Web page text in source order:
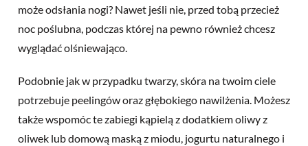
może odsłania nogi? Nawet jeśli nie, przed tobą przecież
noc poślubna, podczas której na pewno również chcesz
wyglądać olśniewająco.
Podobnie jak w przypadku twarzy, skóra na twoim ciele
potrzebuje peelingów oraz głębokiego nawilżenia. Możesz
także wspomóc te zabiegi kąpielą z dodatkiem oliwy z
oliwek lub domową maską z miodu, jogurtu naturalnego i